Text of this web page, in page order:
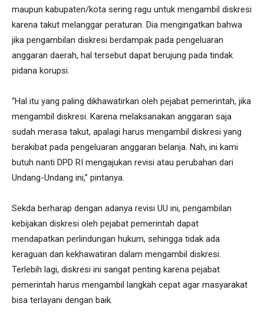
maupun kabupaten/kota sering ragu untuk mengambil diskresi
karena takut melanggar peraturan. Dia mengingatkan bahwa
jika pengambilan diskresi berdampak pada pengeluaran
anggaran daerah, hal tersebut dapat berujung pada tindak
pidana korupsi.
“Hal itu yang paling dikhawatirkan oleh pejabat pemerintah, jika
mengambil diskresi. Karena melaksanakan anggaran saja
sudah merasa takut, apalagi harus mengambil diskresi yang
berakibat pada pengeluaran anggaran belanja. Nah, ini kami
butuh nanti DPD RI mengajukan revisi atau perubahan dari
Undang-Undang ini,” pintanya.
Sekda berharap dengan adanya revisi UU ini, pengambilan
kebijakan diskresi oleh pejabat pemerintah dapat
mendapatkan perlindungan hukum, sehingga tidak ada
keraguan dan kekhawatiran dalam mengambil diskresi.
Terlebih lagi, diskresi ini sangat penting karena pejabat
pemerintah harus mengambil langkah cepat agar masyarakat
bisa terlayani dengan baik.